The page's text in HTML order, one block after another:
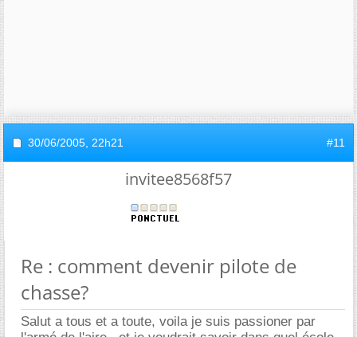
30/06/2005, 22h21 #11
invitee8568f57
Re : comment devenir pilote de
chasse?
Salut a tous et a toute, voila je suis passioner par